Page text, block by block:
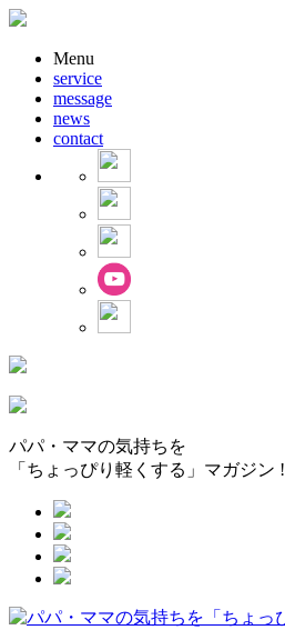
Menu
service
message
news
contact
パパ・ママの気持ちを
「ちょっぴり軽くする」マガジン !